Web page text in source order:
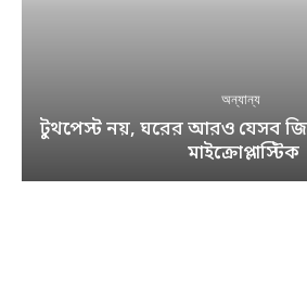
অন্যান্য
টুথপেস্ট নয়, ঘরের আরও যেসব
মাইক্রোপ্লাস্টিক